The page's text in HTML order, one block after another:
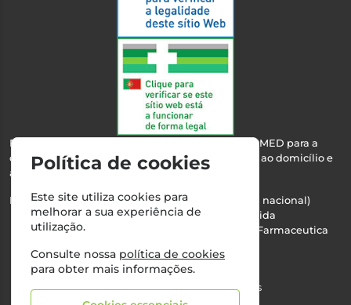
Esta farmácia encontra-se autorizada pelo INFARMED para a
dispensa de medicamentos e produtos de saúde ao domicílio e
através da internet.
Nº Infarmed: 21 798 7100 (chamada para rede fixa nacional)
Direção Técnica:Maria Teresa Almeida
NIPC:510103669 | Teresa Almeida - Sociedade Farmaceutica
Alvará nº:2994
©2026 Todos os direitos reservados
Política de cookies
Este site utiliza cookies para
melhorar a sua experiência de
utilização.
Consulte nossa política de cookies
para obter mais informações.